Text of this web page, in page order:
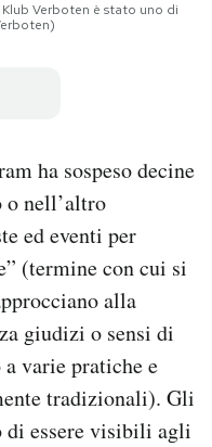
Verboten è stato uno di
ha sospeso decine
nell’altro
ed eventi per
(termine con cui si
alla
giudizi o sensi di
varie pratiche e
tradizionali). Gli
di essere visibili agli